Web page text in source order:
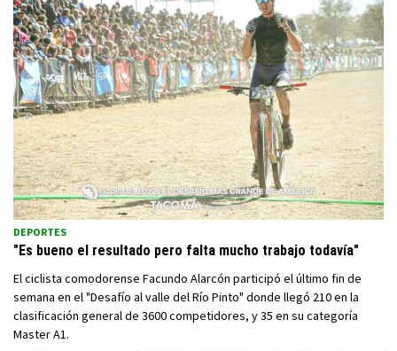
DEPORTES
"Es bueno el resultado pero falta mucho trabajo todavía"
El ciclista comodorense Facundo Alarcón participó el último fin de
semana en el "Desafío al valle del Río Pinto" donde llegó 210 en la
clasificación general de 3600 competidores, y 35 en su categoría
Master A1.